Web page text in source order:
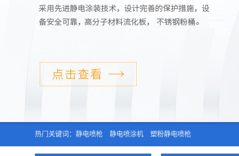
热门关键词： 静电喷枪 静电喷涂机 塑粉静电喷枪